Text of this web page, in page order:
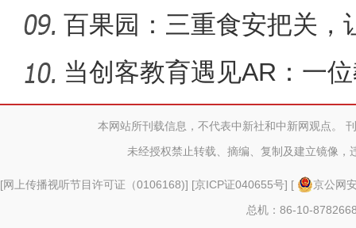
智
百果园：三重食安把关，
心、美味
当创客教育遇见AR：一
融合本网站所刊载信息，不代表中新社和中新网观点。
未经授权禁止转载、摘编、复制及建立镜像，
[网上传播视听节目许可证（0106168)] [京ICP证040655号] [
京公网
总机：86-10-